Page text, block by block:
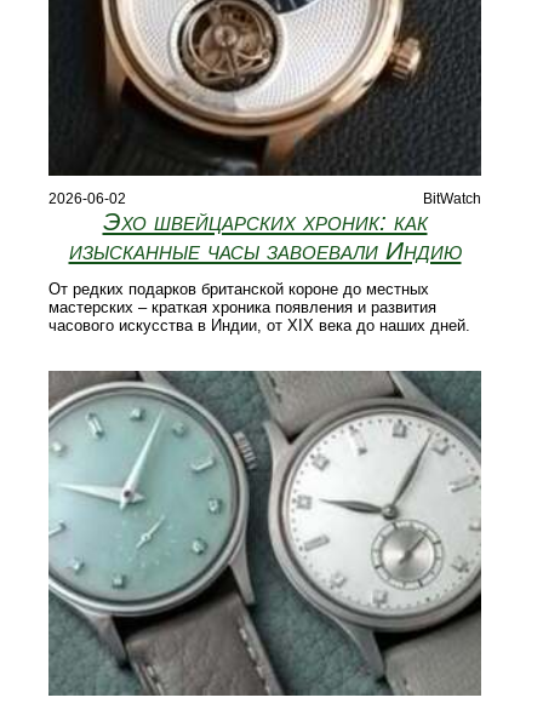
2026-06-02 BitWatch
Эхо швейцарских хроник: как
изысканные часы завоевали Индию
От редких подарков британской короне до местных
мастерских – краткая хроника появления и развития
часового искусства в Индии, от XIX века до наших дней.